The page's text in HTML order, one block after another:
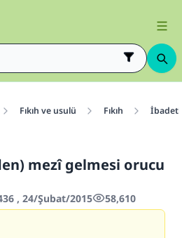
Fıkıh ve usulü Fıkıh
mezî gelmesi orucu
, 24/Şubat/2015 58,610